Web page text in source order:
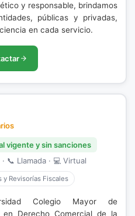
y responsable, brindamos
públicas y privadas,
en cada servicio.
vigente y sin sanciones
📞 Llamada · 💻 Virtual
Revisorías Fiscales
Colegio Mayor de
en Derecho Comercial de la